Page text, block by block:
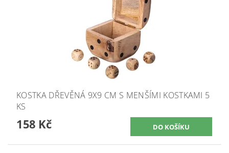
KOSTKA DŘEVĚNÁ 9X9 CM S MENŠÍMI KOSTKAMI 5
KS
158 Kč